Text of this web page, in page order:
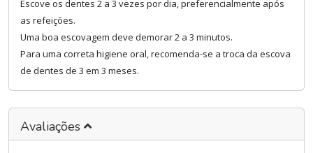
Escove os dentes 2 a 3 vezes por dia, preferencialmente após
as refeições.
Uma boa escovagem deve demorar 2 a 3 minutos.
Para uma correta higiene oral, recomenda-se a troca da escova
de dentes de 3 em 3 meses.
Avaliações